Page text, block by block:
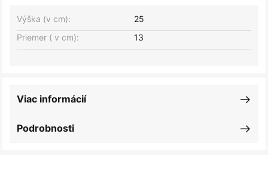
Výška (v cm):
25
Priemer ( v cm):
13
Podrobnosti
Viac informácií